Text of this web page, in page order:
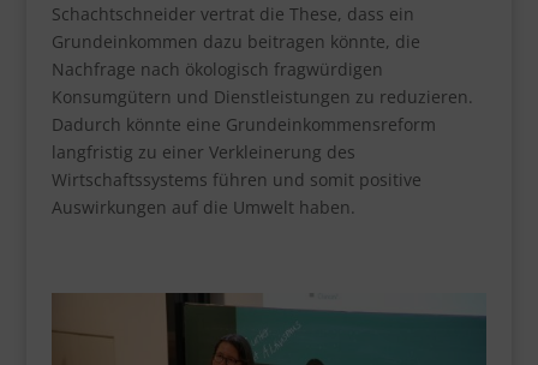
Schachtschneider vertrat die These, dass ein
Grundeinkommen dazu beitragen könnte, die
Nachfrage nach ökologisch fragwürdigen
Konsumgütern und Dienstleistungen zu reduzieren.
Dadurch könnte eine Grundeinkommensreform
langfristig zu einer Verkleinerung des
Wirtschaftssystems führen und somit positive
Auswirkungen auf die Umwelt haben.